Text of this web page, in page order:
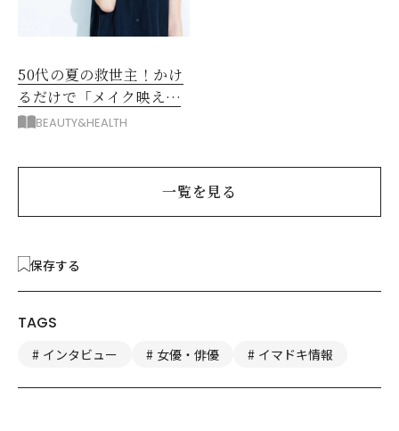
50代の夏の救世主！かけ
るだけで「メイク映え」
する眼鏡
BEAUTY&HEALTH
一覧を見る
保存する
TAGS
インタビュー 女優・俳優 イマドキ情報